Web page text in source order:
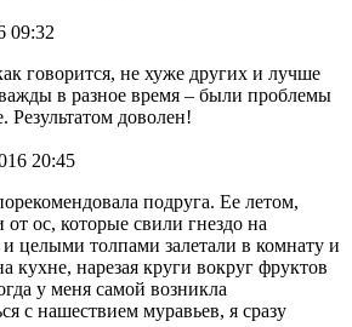
09:32
говорится, не хуже других и лучше
в разное время – были проблемы
Результатом доволен!
20:45
подруга. Ее летом,
от ос, которые свили гнездо на
целыми толпами залетали в комнату и
кухне, нарезая круги вокруг фруктов
у меня самой возникла
с нашествием муравьев, я сразу